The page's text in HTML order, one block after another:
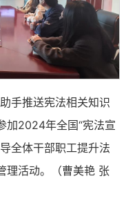
手推送宪法相关知识
加2024年全国“宪法宣
全体干部职工提升法
理活动。（曹美艳 张